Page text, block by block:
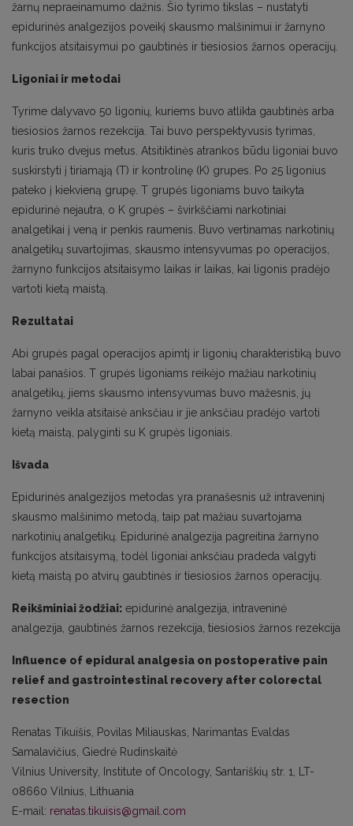
žarnų nepraeinamumo dažnis. Šio tyrimo tikslas – nustatyti
epidurinės analgezijos poveikį skausmo malšinimui ir žarnyno
funkcijos atsitaisymui po gaubtinės ir tiesiosios žarnos operacijų.
Ligoniai ir metodai
Tyrime dalyvavo 50 ligonių, kuriems buvo atlikta gaubtinės arba
tiesiosios žarnos rezekcija. Tai buvo perspektyvusis tyrimas,
kuris truko dvejus metus. Atsitiktinės atrankos būdu ligoniai buvo
suskirstyti į tiriamąją (T) ir kontrolinę (K) grupes. Po 25 ligonius
pateko į kiekvieną grupę. T grupės ligoniams buvo taikyta
epidurinė nejautra, o K grupės – švirkščiami narkotiniai
analgetikai į veną ir penkis raumenis. Buvo vertinamas narkotinių
analgetikų suvartojimas, skausmo intensyvumas po operacijos,
žarnyno funkcijos atsitaisymo laikas ir laikas, kai ligonis pradėjo
vartoti kietą maistą.
Rezultatai
Abi grupės pagal operacijos apimtį ir ligonių charakteristiką buvo
labai panašios. T grupės ligoniams reikėjo mažiau narkotinių
analgetikų, jiems skausmo intensyvumas buvo mažesnis, jų
žarnyno veikla atsitaisė anksčiau ir jie anksčiau pradėjo vartoti
kietą maistą, palyginti su K grupės ligoniais.
Išvada
Epidurinės analgezijos metodas yra pranašesnis už intraveninį
skausmo malšinimo metodą, taip pat mažiau suvartojama
narkotinių analgetikų. Epidurinė analgezija pagreitina žarnyno
funkcijos atsitaisymą, todėl ligoniai anksčiau pradeda valgyti
kietą maistą po atvirų gaubtinės ir tiesiosios žarnos operacijų.
Reikšminiai žodžiai: epidurinė analgezija, intraveninė
analgezija, gaubtinės žarnos rezekcija, tiesiosios žarnos rezekcija
Influence of epidural analgesia on postoperative pain
relief and gastrointestinal recovery after colorectal
resection
Renatas Tikuišis, Povilas Miliauskas, Narimantas Evaldas
Samalavičius, Giedrė Rudinskaitė
Vilnius University, Institute of Oncology, Santariškių str. 1, LT-
08660 Vilnius, Lithuania
E-mail: renatas.tikuisis@gmail.com